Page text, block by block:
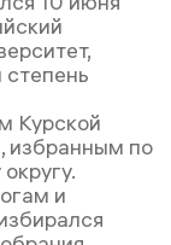
Курской
избранным по
и